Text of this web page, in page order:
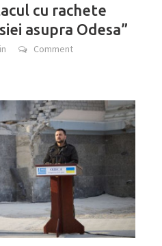
cu rachete
asupra Odesa”
Comment